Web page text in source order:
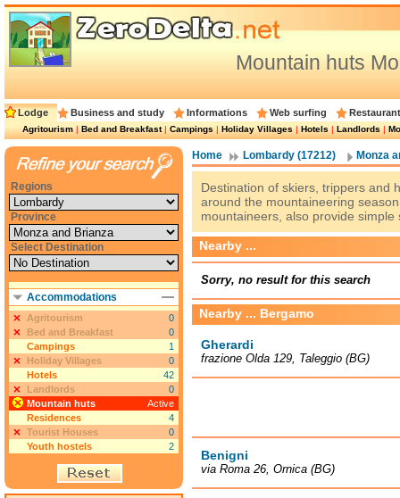
Mountain huts
Lodge Business and study Informations Web surfing
Agritourism|Bed and Breakfast|Campings|Holiday Villages|Hotels|Landlords|
Home Lombardy (17212) Monza
Destination of skiers, trippers and
around the mountaineering
mountaineers, also provide simple
Nearby ...
Sorry, no result for this search
Nearby ... Bergamo
Gherardi
frazione Olda 129, Taleggio (BG)
Benigni
via Roma 26, Ornica (BG)
Regions
Province
Select Destination
Accommodations
Agritourism
0
Bed and Breakfast
0
Campings
1
Holiday Villages
0
Hotels
42
Landlords
0
Mountain huts
Active
Residences
4
Tourist Houses
0
Youth hostels
2